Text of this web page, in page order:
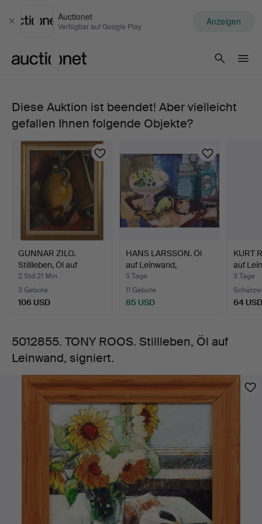
Schließen
Auctionet
Verfügbar auf Google Play Anzeigen
TONY
ROOS.
Stillleben,
Leinwand,
signiert.
Diese Auktion ist beendet! Aber vielleicht
gefallen Ihnen folgende Objekte?
GUNNAR ZILO.
Stillleben, Öl auf
Leinwand.
2 Std 21 Min
3 Gebote
106 USD
HANS LARSSON. Öl
auf Leinwand,
Tischstilll…
5 Tage
11 Gebote
85 USD
KURT
auf
3 Tage
64 USD
5012855. TONY ROOS. Stillleben, Öl auf
Leinwand, signiert.
Bilder